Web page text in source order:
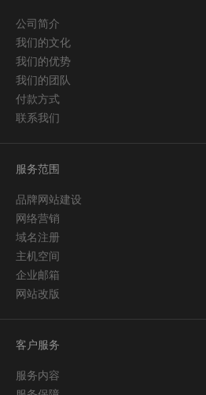
公司简介
我们的文化
我们的优势
我们的团队
付款方式
联系我们
服务范围
品牌网站建设
网络营销
域名注册
主机空间
企业邮箱
网站改版
客户服务
服务内容